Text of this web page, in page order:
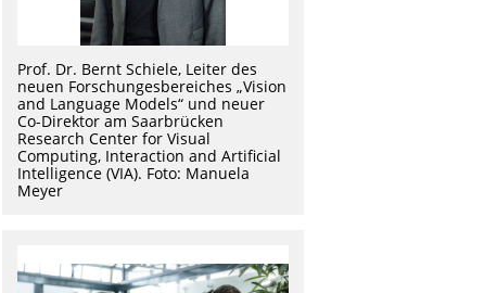
Prof. Dr. Bernt Schiele, Leiter des
neuen Forschungesbereiches „Vision
and Language Models“ und neuer
Co-Direktor am Saarbrücken
Research Center for Visual
Computing, Interaction and Artificial
Intelligence (VIA). Foto: Manuela
Meyer